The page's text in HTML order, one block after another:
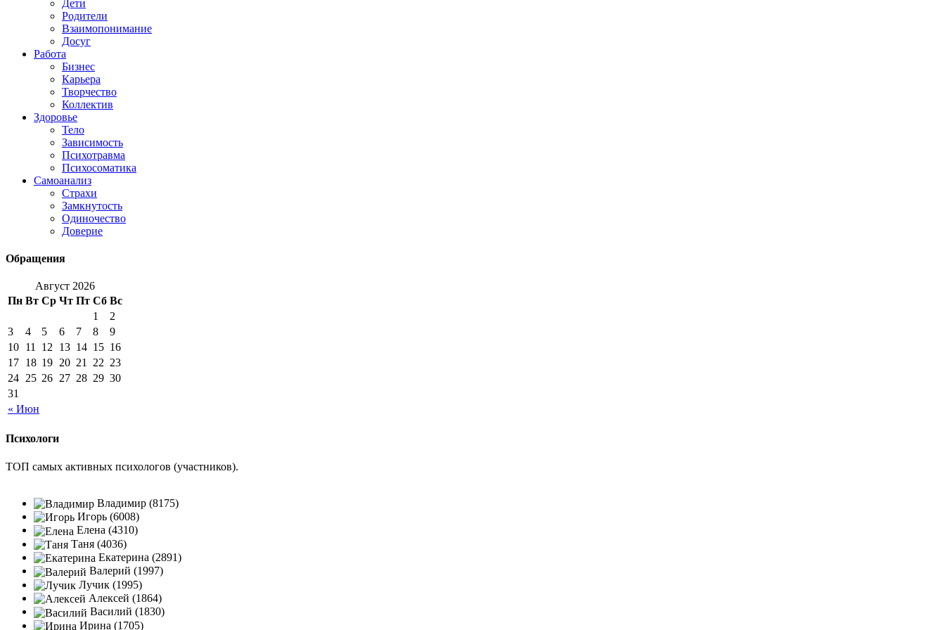
Дети
Родители
Взаимопонимание
Досуг
Работа
Бизнес
Карьера
Творчество
Коллектив
Здоровье
Тело
Зависимость
Психотравма
Психосоматика
Самоанализ
Страхи
Замкнутость
Одиночество
Доверие
Обращения
Август 2026
Пн Вт Ср Чт Пт Сб Вс
« Июн
1
2
3
4 5 6 7 8
9
10 11 12 13 14 15 16
17 18 19 20 21 22 23
24 25 26 27 28 29 30
31
Психологи
ТОП самых активных психологов (участников).
Владимир (8175)
Игорь (6008)
Елена (4310)
Таня (4036)
Екатерина (2891)
Валерий (1997)
Лучик (1995)
Алексей (1864)
Василий (1830)
Ирина (1705)